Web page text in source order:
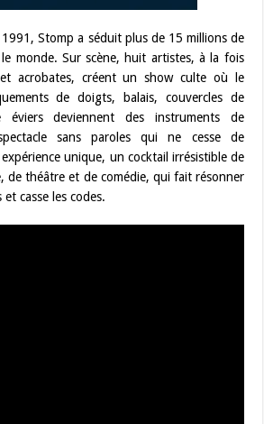
Stomp a séduit plus de 15 millions de
monde. Sur scène, huit artistes, à la fois
et acrobates, créent un show culte où le
de doigts, balais, couvercles de
éviers deviennent des instruments de
sans paroles qui ne cesse de
unique, un cocktail irrésistible de
de théâtre et de comédie, qui fait résonner
casse les codes.